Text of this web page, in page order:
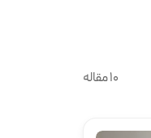
10 مقاله